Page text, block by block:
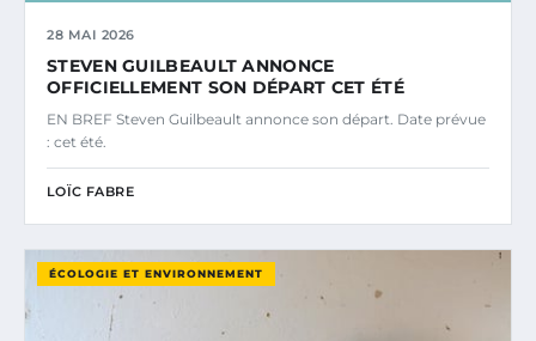
28 MAI 2026
STEVEN GUILBEAULT ANNONCE
OFFICIELLEMENT SON DÉPART CET ÉTÉ
EN BREF Steven Guilbeault annonce son départ. Date prévue
: cet été.
LOÏC FABRE
ÉCOLOGIE ET ENVIRONNEMENT